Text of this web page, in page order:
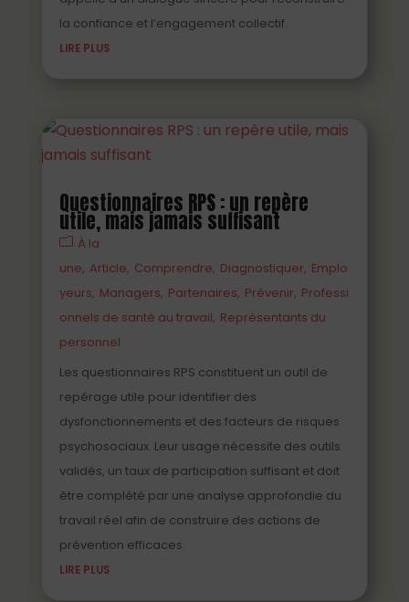
la confiance et l’engagement collectif.
LIRE PLUS
Questionnaires RPS : un repère
utile, mais jamais suffisant
À la
une Article Comprendre Diagnostiquer Emplo
yeurs Managers Partenaires Prévenir Professi
onnels de santé au travail Représentants du
personnel
Les questionnaires RPS constituent un outil de
repérage utile pour identifier des
dysfonctionnements et des facteurs de risques
psychosociaux. Leur usage nécessite des outils
validés, un taux de participation suffisant et doit
être complété par une analyse approfondie du
travail réel afin de construire des actions de
prévention efficaces.
LIRE PLUS